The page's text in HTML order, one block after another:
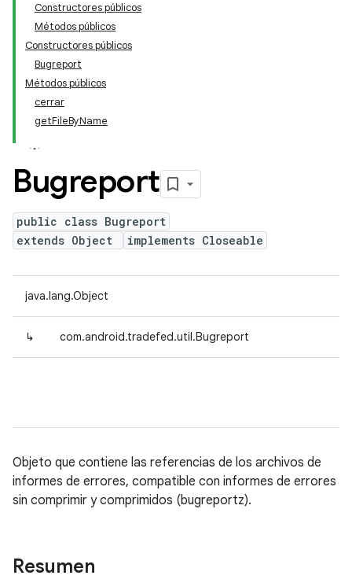
Constructores públicos
Métodos públicos
Constructores públicos
Bugreport
Métodos públicos
cerrar
getFileByName
Bugreport
public class Bugreport
extends Object
implements Closeable
java.lang.Object
↳ com.android.tradefed.util.Bugreport
Objeto que contiene las referencias de los archivos de
informes de errores, compatible con informes de errores
sin comprimir y comprimidos (bugreportz).
Resumen